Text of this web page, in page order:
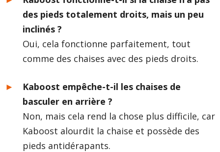
des pieds totalement droits, mais un peu
inclinés ?
Oui, cela fonctionne parfaitement, tout
comme des chaises avec des pieds droits.
Kaboost empêche-t-il les chaises de
basculer en arrière ?
Non, mais cela rend la chose plus difficile, car
Kaboost alourdit la chaise et possède des
pieds antidérapants.